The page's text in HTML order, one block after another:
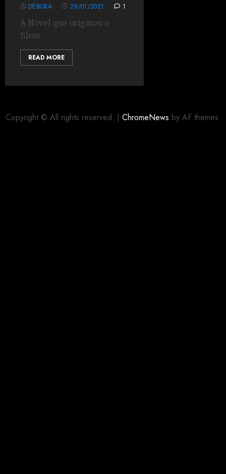
DÉBORA 29/01/2021 1
A Novel que originou o
filme.
READ MORE
Copyright © All rights reserved. | ChromeNews by AF themes.